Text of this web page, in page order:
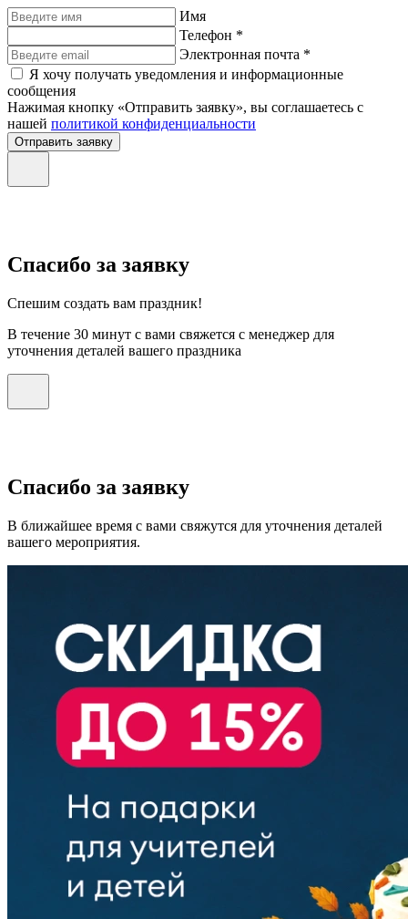
Имя
Телефон *
Электронная почта *
Я хочу получать уведомления и информационные
сообщения
Нажимая кнопку «Отправить заявку», вы соглашаетесь с
нашей политикой конфиденциальности
Отправить заявку
Спасибо за заявку
Спешим создать вам праздник!
В течение 30 минут с вами свяжется с менеджер для
уточнения деталей вашего праздника
Спасибо за заявку
В ближайшее время с вами свяжутся для уточнения деталей
вашего мероприятия.